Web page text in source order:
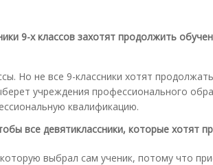
9-х классов захотят продолжить
Но не все 9-классники хотят
учреждения профессионального
квалификацию.
все девятиклассники, которые хотят
выбрал сам ученик, потому что